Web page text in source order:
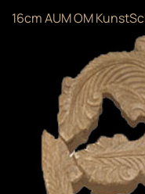
16cm AUM OM